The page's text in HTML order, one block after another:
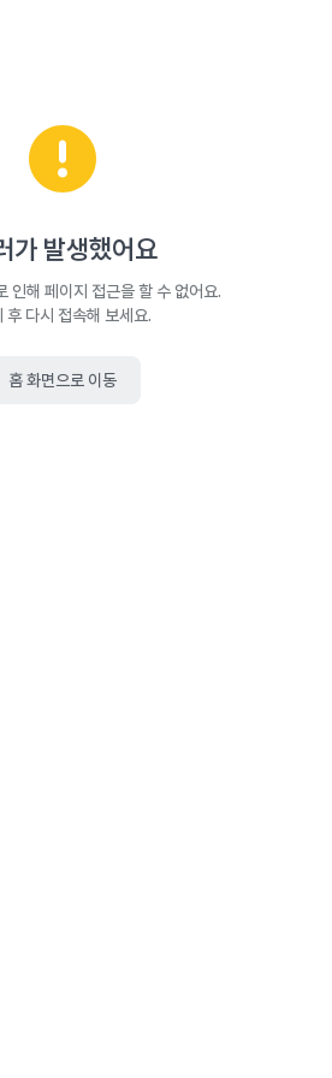
가 발생했어요
인해 페이지 접근을 할 수 없어요.
후 다시 접속해 보세요.
홈 화면으로 이동